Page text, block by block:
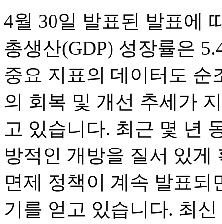
4월 30일 발표된 발표에
총생산(GDP) 성장률은
중요 지표의 데이터도 순
의 회복 및 개선 추세가
고 있습니다. 최근 몇 년
방적인 개방을 질서 있게
면제 정책이 계속 발표
기를 얻고 있습니다. 최